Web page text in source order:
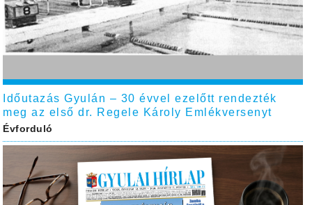
Időutazás Gyulán – 30 évvel ezelőtt rendezték
meg az első dr. Regele Károly Emlékversenyt
Évforduló